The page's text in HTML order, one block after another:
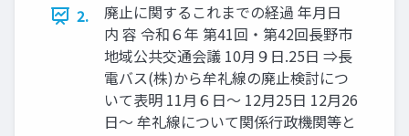
2.
廃止に関するこれまでの経過 年月日
内 容 令和６年 第41回・第42回長野市
地域公共交通会議 10月９日.25日 ⇒長
電バス(株)から牟礼線の廃止検討につ
いて表明 11月６日～ 12月25日 12月26
日～ 牟礼線について関係行政機関等と